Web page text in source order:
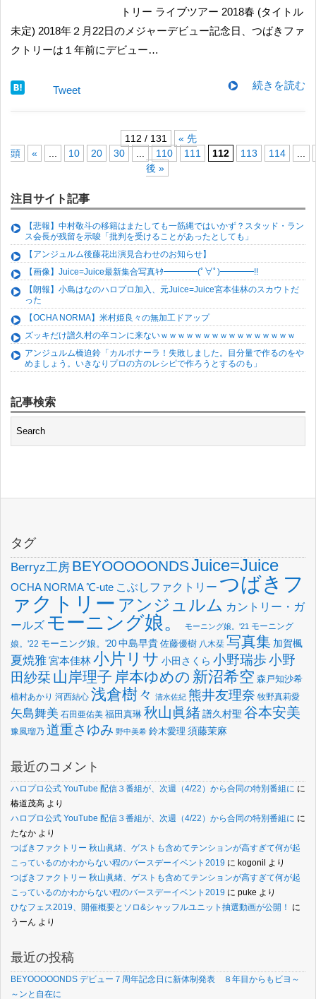
トリー ライブツアー 2018春 (タイトル
未定) 2018年２月22日のメジャーデビュー記念日、つばきファ
クトリーは１年前にデビュー…
続きを読む
Tweet
112 / 131
« 先
頭
« 10 20 30 110 111 112 113 114
後 »
注目サイト記事
【悲報】中村敬斗の移籍はまたしても一筋縄ではいかず？スタッド・ラン
ス会長が残留を示唆「批判を受けることがあったとしても」
【アンジュルム後藤花出演見合わせのお知らせ】
【画像】Juice=Juice最新集合写真ｷﾀ━━━━(ﾟ∀ﾟ)━━━━!!
【朗報】小島はなのハロプロ加入、元Juice=Juice宮本佳林のスカウトだ
った
【OCHA NORMA】米村姫良々の無加工ドアップ
ズッキだけ譜久村の卒コンに来ないｗｗｗｗｗｗｗｗｗｗｗｗｗｗｗｗ
アンジュルム橋迫鈴「カルボナーラ！失敗しました。目分量で作るのをや
めましょう。いきなりプロの方のレシピで作ろうとするのも」
記事検索
タグ
Berryz工房 BEYOOOOONDSJuice=Juice
OCHA NORMA℃-ute こぶしファクトリー つばきフ
ァクトリー アンジュルム カントリー・ガ
ールズ モーニング娘。 モーニング娘。'21 モーニング
娘。'22 モーニング娘。'20 中島早貴 佐藤優樹 八木栞 写真集 加賀楓
夏焼雅宮本佳林小片リサ 小田さくら 小野瑞歩小野
田紗栞 山岸理子 岸本ゆめの 新沼希空 森戸知沙希
植村あかり 河西結心 浅倉樹々 清水佐紀 熊井友理奈 牧野真莉愛
矢島舞美 石田亜佑美 福田真琳 秋山眞緒譜久村聖 谷本安美
豫風瑠乃 道重さゆみ 野中美希 鈴木愛理 須藤茉麻
最近のコメント
ハロプロ公式 YouTube 配信３番組が、次週（4/22）から合同の特別番組に に
椿道茂高 より
ハロプロ公式 YouTube 配信３番組が、次週（4/22）から合同の特別番組に に
たなか より
つばきファクトリー 秋山眞緒、ゲストも含めてテンションが高すぎて何が起
こっているのかわからない程のバースデーイベント2019 に kogonil より
つばきファクトリー 秋山眞緒、ゲストも含めてテンションが高すぎて何が起
こっているのかわからない程のバースデーイベント2019 に puke より
ひなフェス2019、開催概要とソロ&シャッフルユニット抽選動画が公開！
に
うーん より
最近の投稿
BEYOOOOONDS デビュー７周年記念日に新体制発表 ８年目からもビヨ～
～ンと自在に